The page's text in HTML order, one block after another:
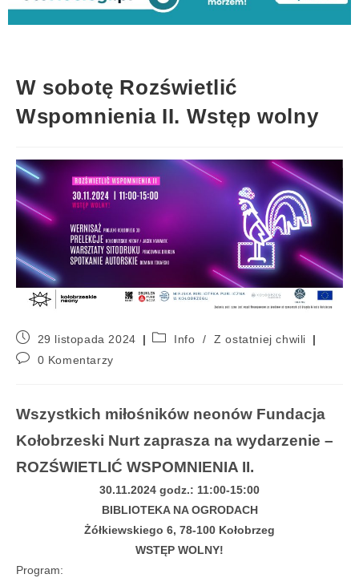
W sobotę Rozświetlić
Wspomnienia II. Wstęp wolny
29 listopada 2024 Info /
Z ostatniej chwili
0 Komentarzy
Wszystkich miłośników neonów Fundacja
Kołobrzeski Nurt zaprasza na wydarzenie –
ROZŚWIETLIĆ WSPOMNIENIA II.
30.11.2024 godz.: 11:00-15:00
BIBLIOTEKA NA OGRODACH
Żółkiewskiego 6, 78-100 Kołobrzeg
WSTĘP WOLNY!
Program: